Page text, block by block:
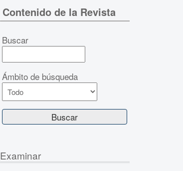
Contenido de la Revista
Buscar
Ámbito de búsqueda
Examinar